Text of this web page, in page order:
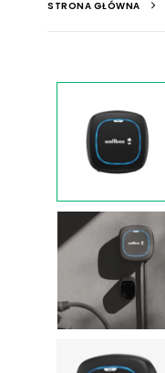
STRONA GŁÓWNA